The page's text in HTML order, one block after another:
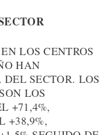
LOS CENTROS
HAN
SECTOR. LOS
LOS
+71,4%,
+38,9%,